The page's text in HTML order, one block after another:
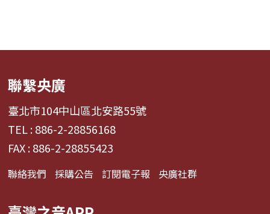
聯繫央廣
臺北市104中山區北安路55號
TEL : 886-2-28856168
FAX : 886-2-28855423
聯絡我們 採購公告 訂閱電子報 央廣社群